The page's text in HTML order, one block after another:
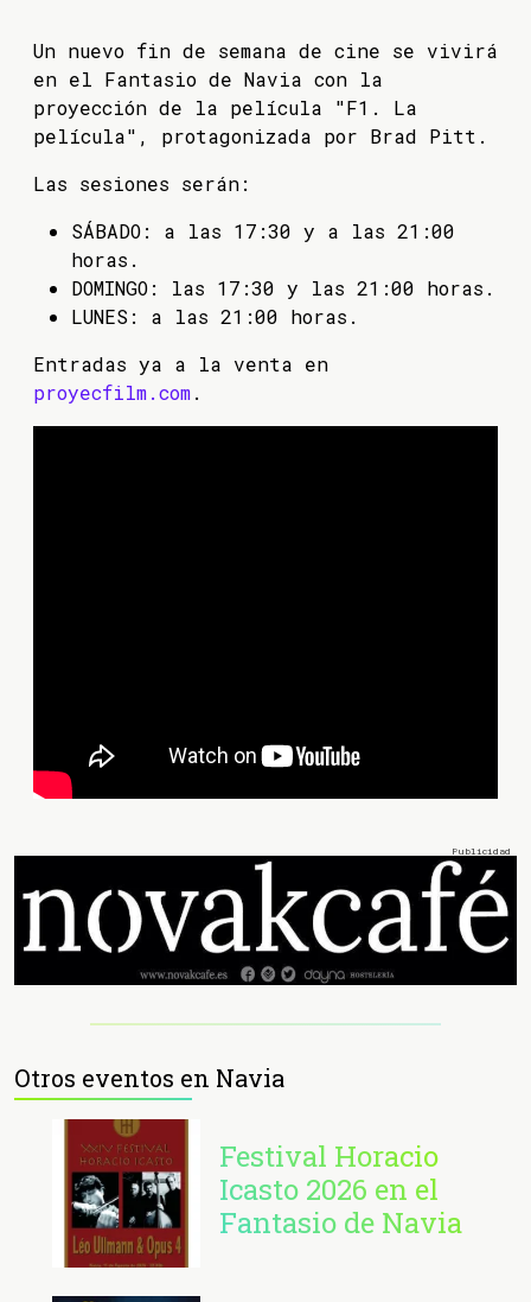
Un nuevo fin de semana de cine se vivirá
en el Fantasio de Navia con la
proyección de la película "F1. La
película", protagonizada por Brad Pitt.
Las sesiones serán:
SÁBADO: a las 17:30 y a las 21:00
horas.
DOMINGO: las 17:30 y las 21:00 horas.
LUNES: a las 21:00 horas.
Entradas ya a la venta en
proyecfilm.com.
Otros eventos en Navia
Festival Horacio
Icasto 2026 en el
Fantasio de Navia